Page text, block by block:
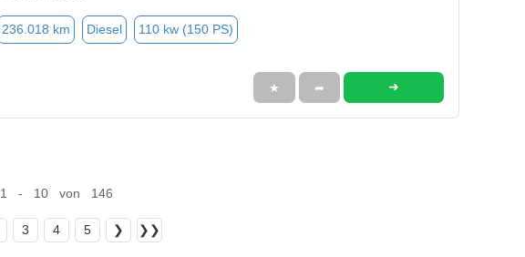
236.018 km Diesel 110 kw (150 PS)
★ ➦ ➜
1 - 10 von 146
3 4 5 ❯ ❯❯